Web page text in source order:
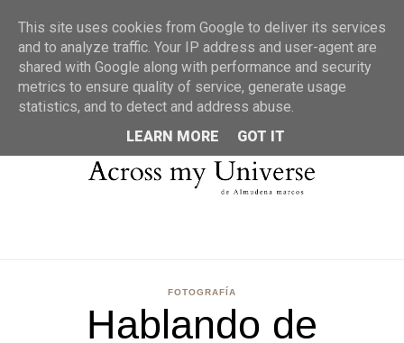
MENU
FOTOGRAFÍA
Hablando de
This site uses cookies from Google to deliver its services
and to analyze traffic. Your IP address and user-agent are
shared with Google along with performance and security
metrics to ensure quality of service, generate usage
statistics, and to detect and address abuse.
LEARN MORE
GOT IT